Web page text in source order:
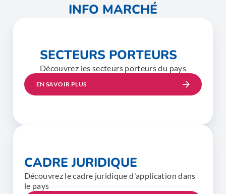
INFO MARCHÉ
SECTEURS PORTEURS
Découvrez les secteurs porteurs du pays
EN SAVOIR PLUS
CADRE JURIDIQUE
Découvrez le cadre juridique d'application dans
le pays